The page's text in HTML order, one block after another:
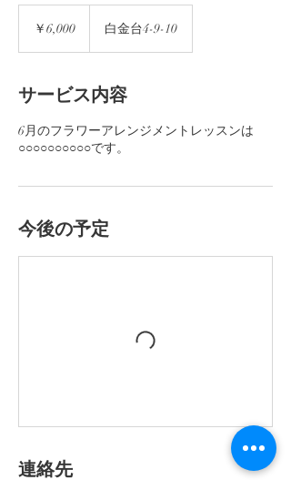
￥6,000 白金台4-9-10
サービス内容
6月のフラワーアレンジメントレッスンは
○○○○○○○○○○です。
今後の予定
連絡先